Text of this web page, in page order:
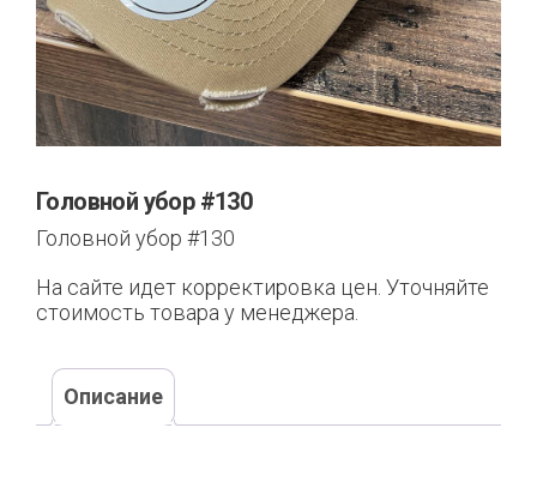
Головной убор #130
Головной убор #130
На сайте идет корректировка цен. Уточняйте
стоимость товара у менеджера.
Описание